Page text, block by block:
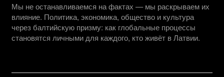
Мы не останавливаемся на фактах — мы раскрываем их
влияние. Политика, экономика, общество и культура
через балтийскую призму: как глобальные процессы
становятся личными для каждого, кто живёт в Латвии.